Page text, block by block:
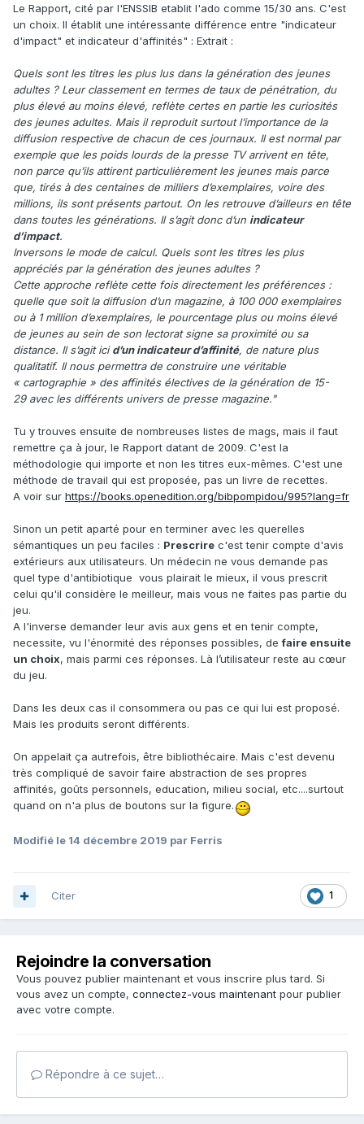
Le Rapport, cité par l'ENSSIB etablit l'ado comme 15/30 ans. C'est
un choix. Il établit une intéressante différence entre "indicateur
d'impact" et indicateur d'affinités" : Extrait :
Quels sont les titres les plus lus dans la génération des jeunes
adultes ? Leur classement en termes de taux de pénétration, du
plus élevé au moins élevé, reflète certes en partie les curiosités
des jeunes adultes. Mais il reproduit surtout l’importance de la
diffusion respective de chacun de ces journaux. Il est normal par
exemple que les poids lourds de la presse TV arrivent en tête,
non parce qu’ils attirent particulièrement les jeunes mais parce
que, tirés à des centaines de milliers d’exemplaires, voire des
millions, ils sont présents partout. On les retrouve d’ailleurs en tête
dans toutes les générations. Il s’agit donc d’un indicateur
d’impact.
Inversons le mode de calcul. Quels sont les titres les plus
appréciés par la génération des jeunes adultes ?
Cette approche reflète cette fois directement les préférences :
quelle que soit la diffusion d’un magazine, à 100 000 exemplaires
ou à 1 million d’exemplaires, le pourcentage plus ou moins élevé
de jeunes au sein de son lectorat signe sa proximité ou sa
distance. Il s’agit icid’un indicateur d’affinité, de nature plus
qualitatif. Il nous permettra de construire une véritable
« cartographie » des affinités électives de la génération de 15-
29 avec les différents univers de presse magazine."
Tu y trouves ensuite de nombreuses listes de mags, mais il faut
remettre ça à jour, le Rapport datant de 2009. C'est la
méthodologie qui importe et non les titres eux-mêmes. C'est une
méthode de travail qui est proposée, pas un livre de recettes.
A voir sur https://books.openedition.org/bibpompidou/995?lang=fr
Sinon un petit aparté pour en terminer avec les querelles
sémantiques un peu faciles : Prescrire c'est tenir compte d'avis
extérieurs aux utilisateurs. Un médecin ne vous demande pas
quel type d'antibiotique vous plairait le mieux, il vous prescrit
celui qu'il considère le meilleur, mais vous ne faites pas partie du
jeu.
A l'inverse demander leur avis aux gens et en tenir compte,
necessite, vu l'énormité des réponses possibles, defaire ensuite
un choix, mais parmi ces réponses. Là l’utilisateur reste au cœur
du jeu.
Dans les deux cas il consommera ou pas ce qui lui est proposé.
Mais les produits seront différents.
On appelait ça autrefois, être bibliothécaire. Mais c'est devenu
très compliqué de savoir faire abstraction de ses propres
affinités, goûts personnels, education, milieu social, etc....surtout
quand on n'a plus de boutons sur la figure.
Modifié le 14 décembre 2019 par Ferris
1
Citer
Rejoindre la conversation
Vous pouvez publier maintenant et vous inscrire plus tard. Si
vous avez un compte, connectez-vous maintenant pour publier
avec votre compte.
Répondre à ce sujet…